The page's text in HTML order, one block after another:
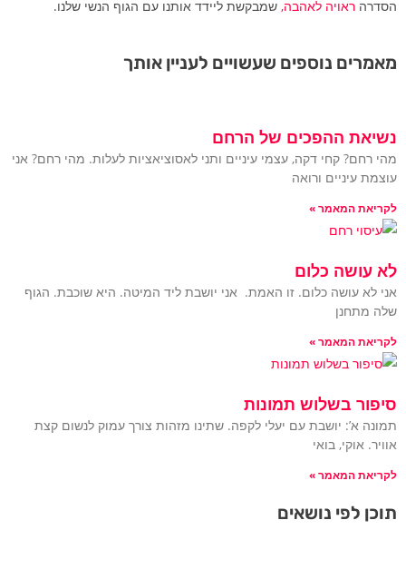
תוכן לפי נושאים
הסדרה ראויה לאהבה, שמבקשת ליידד אותנו עם הגוף הנשי שלנו.
מאמרים נוספים שעשויים לעניין אותך
נשיאת ההפכים של הרחם
מהי רחם? קחי דקה, עצמי עיניים ותני לאסוציאציות לעלות. מהי רחם? אני
עוצמת עיניים ורואה
לקריאת המאמר »
לא עושה כלום
אני לא עושה כלום. זו האמת. אני יושבת ליד המיטה. היא שוכבת. הגוף
שלה מתחנן
לקריאת המאמר »
סיפור בשלוש תמונות
תמונה א’: יושבת עם יעלי לקפה. שתינו מזהות צורך עמוק לנשום קצת
אוויר. אוקי, בואי
לקריאת המאמר »